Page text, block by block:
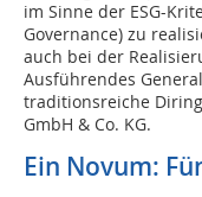
im Sinne der ESG-
Governance) zu
auch bei der
Ausführendes
traditionsreiche
GmbH & Co. KG.
Ein Novum: